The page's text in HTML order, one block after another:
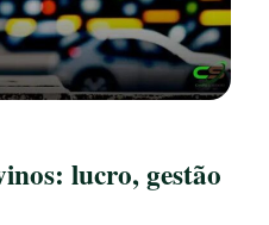
lucro, gestão